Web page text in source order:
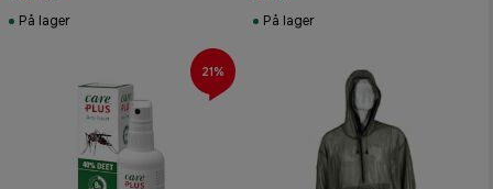
På lager På lager
21%